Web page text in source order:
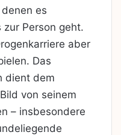
es
Person geht.
aber
Das
dient dem
von seinem
– insbesondere